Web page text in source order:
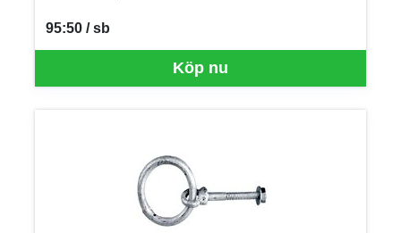
Köp nu
95:50 / sb
SEK per SB